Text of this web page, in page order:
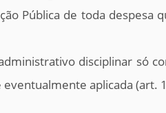
Pública de toda despesa
disciplinar só
aplicada (art.